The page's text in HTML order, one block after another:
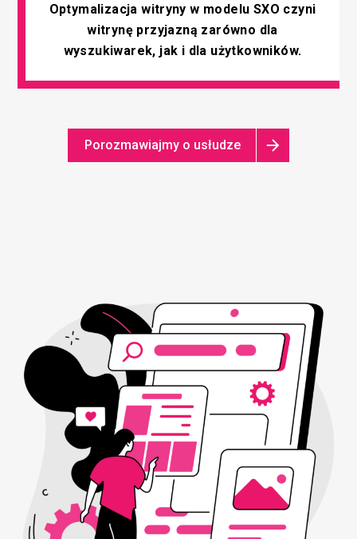
Optymalizacja witryny w modelu SXO czyni
witrynę przyjazną zarówno dla
wyszukiwarek, jak i dla użytkowników.
Porozmawiajmy o usłudze